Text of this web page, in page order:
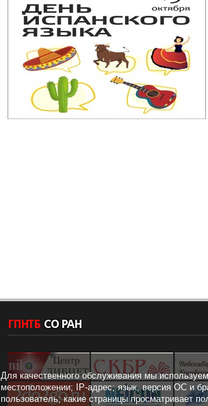
Для качественного обслуживания мы
местоположении; IP-адрес; язык, версия ОС и
пользователь; какие страницы просматривает